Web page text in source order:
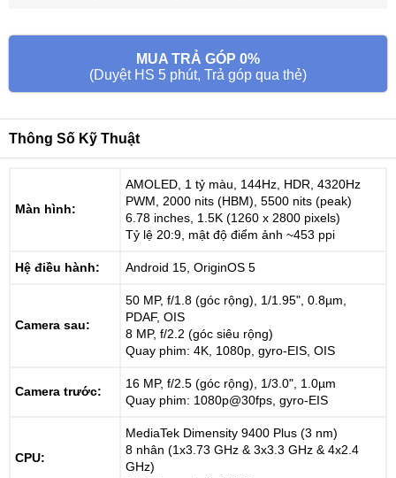
MUA TRẢ GÓP 0%
(Duyệt HS 5 phút, Trả góp qua thẻ)
Thông Số Kỹ Thuật
Màn hình:
AMOLED, 1 tỷ màu, 144Hz, HDR, 4320Hz
PWM, 2000 nits (HBM), 5500 nits (peak)
6.78 inches, 1.5K (1260 x 2800 pixels)
Tỷ lệ 20:9, mật độ điểm ảnh ~453 ppi
Hệ điều hành: Android 15, OriginOS 5
Camera sau:
50 MP, f/1.8 (góc rộng), 1/1.95", 0.8µm,
PDAF, OIS
8 MP, f/2.2 (góc siêu rộng)
Quay phim: 4K, 1080p, gyro-EIS, OIS
Camera trước:
16 MP, f/2.5 (góc rộng), 1/3.0", 1.0µm
Quay phim: 1080p@30fps, gyro-EIS
CPU:
MediaTek Dimensity 9400 Plus (3 nm)
8 nhân (1x3.73 GHz & 3x3.3 GHz & 4x2.4
GHz)